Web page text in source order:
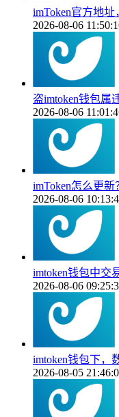
imToken官方地
2026-08-06
盗imtoken钱包属
2026-08-06
imToken怎么更
2026-08-06
imtoken钱包中交
2026-08-06
imtoken钱包下，
2026-08-05